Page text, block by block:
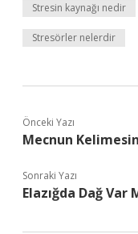
Stresin kaynağı nedir
Stresörler nelerdir
Önceki Yazı
Mecnun
Sonraki Yazı
Elazığda Dağ Var